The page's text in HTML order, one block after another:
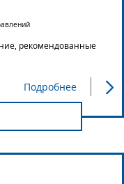
рекомендованные
Подробнее